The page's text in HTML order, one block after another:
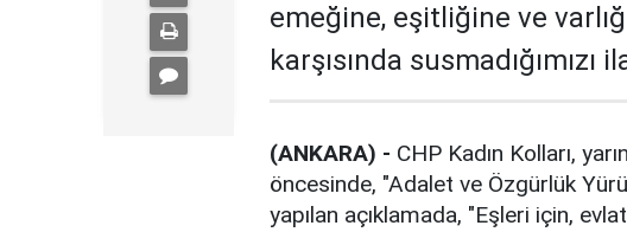
emeğine, eşitliğine ve
karşısında
(ANKARA) - CHP Kadın Kolları,
öncesinde, "Adalet ve Özgürlük
yapılan açıklamada, "Eşleri için,